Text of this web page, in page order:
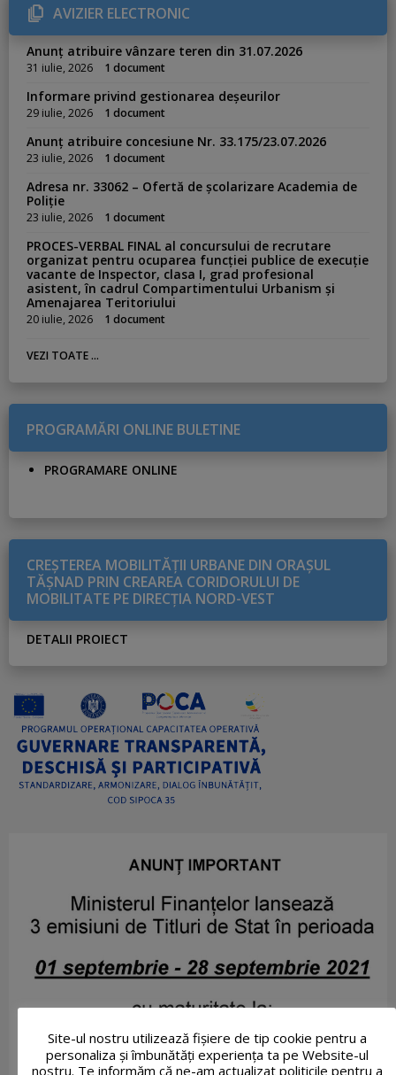
r
i
e
s
AVIZIER ELECTRONIC
Anunț atribuire vânzare teren din 31.07.2026
31 iulie, 2026 1 document
Informare privind gestionarea deșeurilor
29 iulie, 2026 1 document
Anunț atribuire concesiune Nr. 33.175/23.07.2026
23 iulie, 2026 1 document
Adresa nr. 33062 – Ofertă de școlarizare Academia de
Poliție
23 iulie, 2026 1 document
PROCES-VERBAL FINAL al concursului de recrutare
organizat pentru ocuparea funcției publice de execuție
vacante de Inspector, clasa I, grad profesional
asistent, în cadrul Compartimentului Urbanism și
Amenajarea Teritoriului
20 iulie, 2026 1 document
VEZI TOATE ...
PROGRAMĂRI ONLINE BULETINE
PROGRAMARE ONLINE
CREŞTEREA MOBILITĂŢII URBANE DIN ORAŞUL
TĂŞNAD PRIN CREAREA CORIDORULUI DE
MOBILITATE PE DIRECŢIA NORD-VEST
DETALII PROIECT
Site-ul nostru utilizează fişiere de tip cookie pentru a
personaliza și îmbunătăți experiența ta pe Website-ul
nostru. Te informăm că ne-am actualizat politicile pentru a